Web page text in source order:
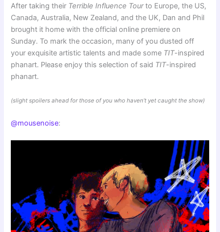
After taking their Terrible Influence Tourto Europe, the US,
Canada, Australia, New Zealand, and the UK, Dan and Phil
brought it home with the official online premiere on
Sunday. To mark the occasion, many of you dusted off
your exquisite artistic talents and made some TIT-inspired
phanart. Please enjoy this selection of said TIT-inspired
phanart.
(slight spoilers ahead for those of you who haven’t yet caught the show)
@mousenoise: